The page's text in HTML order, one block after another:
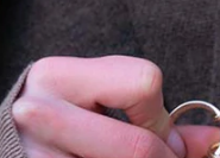
faible, max